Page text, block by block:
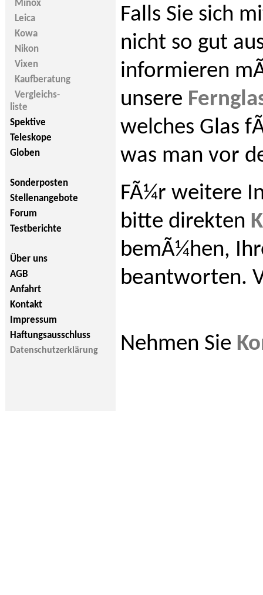
Minox
Leica
Kowa
Nikon
Vixen
Kaufberatung
Vergleichs-
liste
Spektive
Teleskope
Globen
Sonderposten
Stellenangebote
Forum
Testberichte
Über uns
AGB
Anfahrt
Kontakt
Impressum
Haftungsausschluss
Datenschutzerklärung
Falls Sie sich
nicht so gut
informieren
unsere
welches Glas
was man vor
FÃ¼r weitere
bitte direkten
bemÃ¼hen,
beantworten.
Nehmen Sie